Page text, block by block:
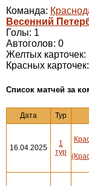
Команда:
Весенний
Голы: 1
Автоголов: 0
Желтых карточек:
Красных
Cписок матчей за
Дата Тур
16.04.2025
1
тур